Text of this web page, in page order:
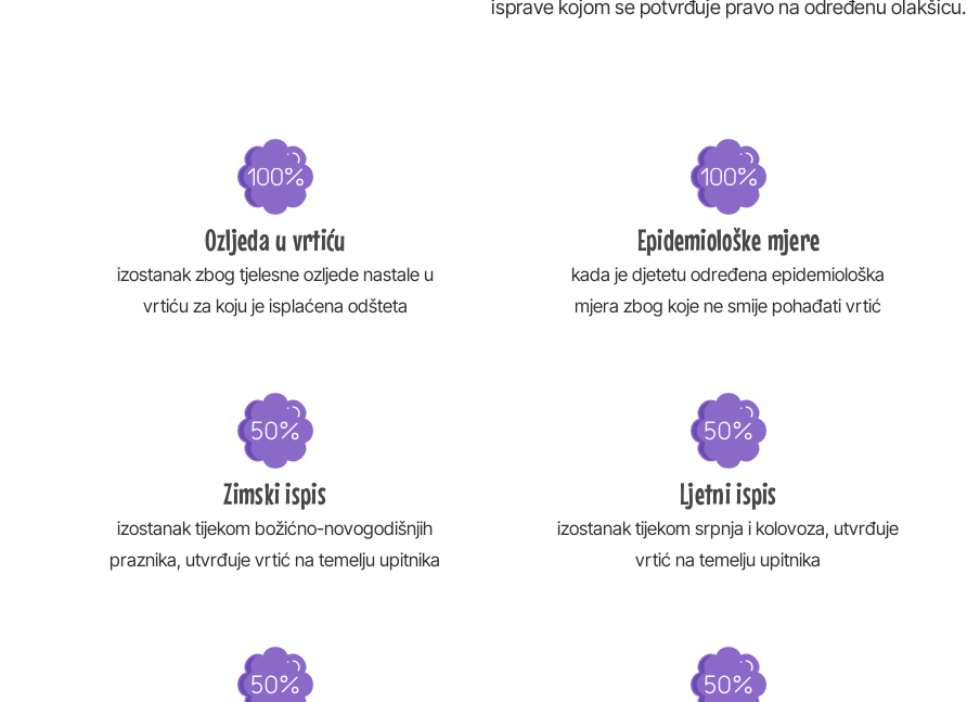
isprave kojom se potvrđuje pravo na određenu olakšicu.
Ozljeda u vrtiću
izostanak zbog tjelesne ozljede nastale u
vrtiću za koju je isplaćena odšteta
Epidemiološke mjere
kada je djetetu određena epidemiološka
mjera zbog koje ne smije pohađati vrtić
Zimski ispis
izostanak tijekom božićno-novogodišnjih
praznika, utvrđuje vrtić na temelju upitnika
Ljetni ispis
izostanak tijekom srpnja i kolovoza, utvrđuje
vrtić na temelju upitnika